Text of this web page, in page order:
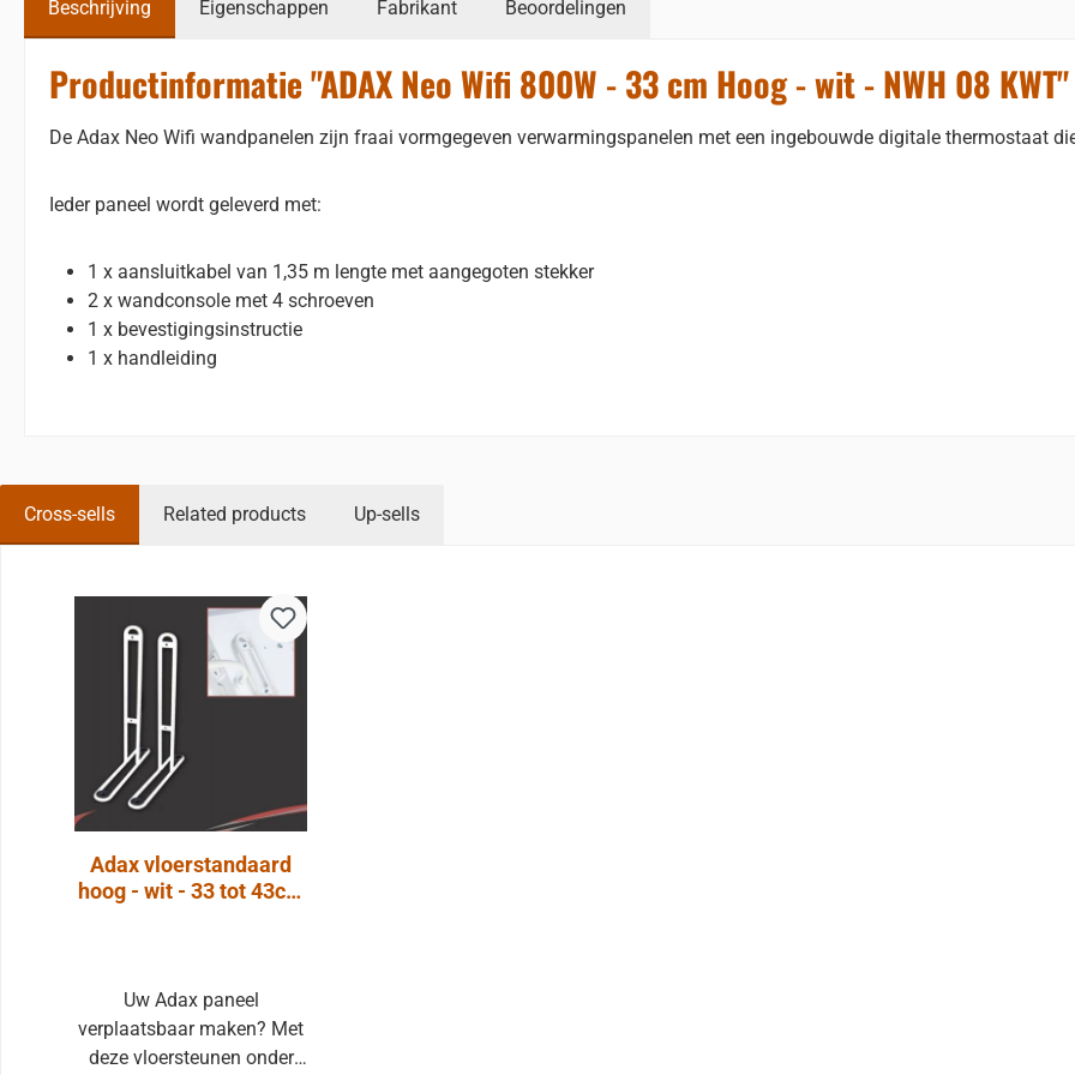
Beschrijving Eigenschappen Fabrikant Beoordelingen
Productinformatie "ADAX Neo Wifi 800W - 33 cm Hoog - wit - NWH 08 KWT"
De Adax Neo Wifi wandpanelen zijn fraai vormgegeven verwarmingspanelen met een ingebouwde digitale thermostaat
Ieder paneel wordt geleverd met:
1 x aansluitkabel van 1,35 m lengte met aangegoten stekker
2 x wandconsole met 4 schroeven
1 x bevestigingsinstructie
1 x handleiding
Cross-sells Related products Up-sells
Adax vloerstandaard
hoog - wit - 33 tot 43cm
Uw Adax paneel
verplaatsbaar maken? Met
deze vloersteunen onder